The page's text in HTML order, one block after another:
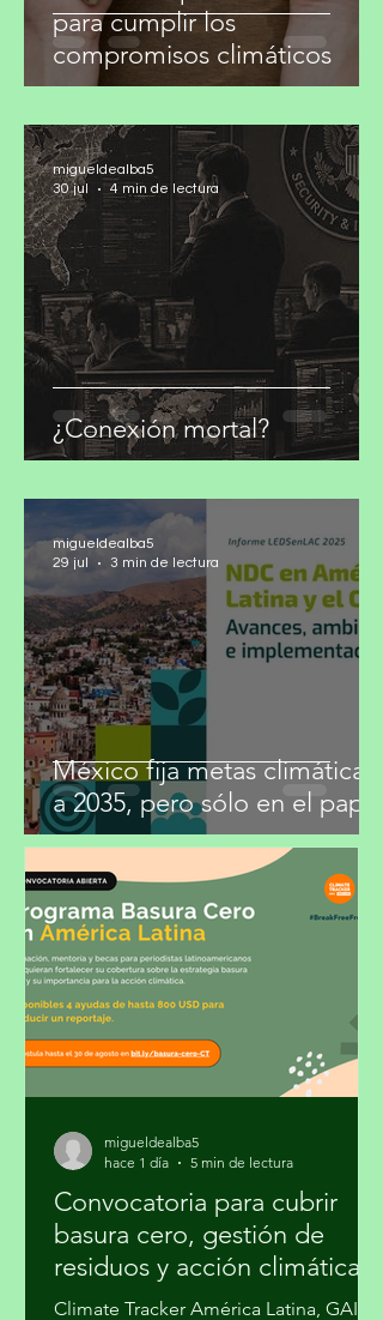
México requiere 1.7 billones
para cumplir los
compromisos climáticos
¿Conexión mortal?
migueldealba5
30 jul
4 min de lectura
México fija metas climáticas
a 2035, pero sólo en el papel
migueldealba5
29 jul
3 min de lectura
Convocatoria para cubrir
basura cero, gestión de
residuos y acción climática
hace 1 día
5 min de lectura